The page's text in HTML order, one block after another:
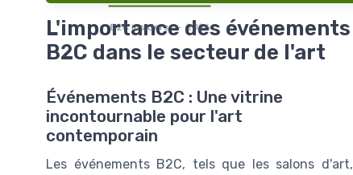
B2C insiders — 2026
L'importance des événements
B2C dans le secteur de l'art
Événements B2C : Une vitrine
incontournable pour l'art
contemporain
Les événements B2C, tels que les salons d'art,